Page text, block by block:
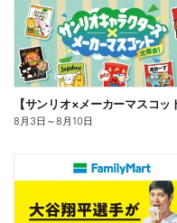
8月3日 ～8月10日